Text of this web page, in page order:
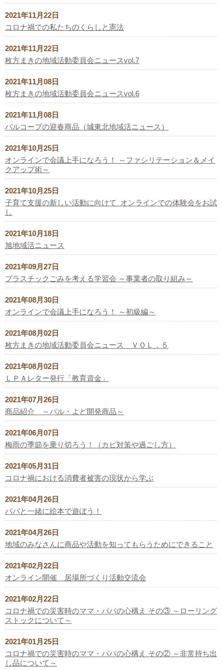
2021年11月22日
コロナ禍での私たちのくらしと憲法
2021年11月22日
枚方まきの地域活動委員会ニュースvol.7
2021年11月08日
枚方まきの地域活動委員会ニュースvol.6
2021年11月08日
パルコープの迎春商品（城東北地域活ニュース）
2021年10月25日
オンラインで会議上手になろう！ ～ファシリテーション＆メイ
クアップ術～
2021年10月25日
子育て支援の新しい活動に向けて オンラインでの体験会をお試
し
2021年10月18日
旭地域活ニュース
2021年09月27日
プラスチックごみを考える学習会 ～事業者の取り組み～
2021年08月30日
オンラインで会議上手になろう！ ～初級編～
2021年08月02日
枚方まきの地域活動委員会ニュース ＶＯＬ．５
2021年08月02日
ＬＰＡレター発行「教育資金」
2021年07月26日
商品紹介 ～パル・よど開発商品～
2021年06月07日
梅雨の季節を乗り切ろう！（カビ対策や過ごし方）
2021年05月31日
コロナ禍における消費者被害の現状から学ぶ
2021年04月26日
パパと一緒に絵本で遊ぼう！
2021年04月26日
地域のみなさんに商品や活動を知ってもらうためにできること
2021年02月22日
オンライン開催 居場所づくり活動交流会
2021年02月22日
コロナ禍での災害時のママ・パパの心構え その③ ～ローリング
ストックについて～
2021年01月25日
コロナ禍での災害時のママ・パパの心構え その② ～非常持ち出
し品について～